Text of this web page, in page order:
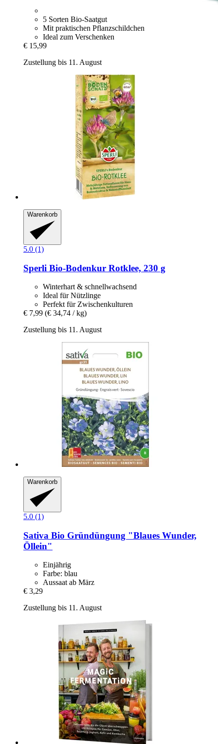
5 Sorten Bio-Saatgut
Mit praktischen Pflanzschildchen
Ideal zum Verschenken
€ 15,99
Zustellung bis 11. August
Warenkorb
5.0 (1)
Sperli Bio-​Bodenkur Rotklee, 230 g
Winterhart & schnellwachsend
Ideal für Nützlinge
Perfekt für Zwischenkulturen
€ 7,99 (€ 34,74 / kg)
Zustellung bis 11. August
Warenkorb
5.0 (1)
Sativa Bio Gründüngung "Blaues Wunder,
Öllein"
Einjährig
Farbe: blau
Aussaat ab März
€ 3,29
Zustellung bis 11. August